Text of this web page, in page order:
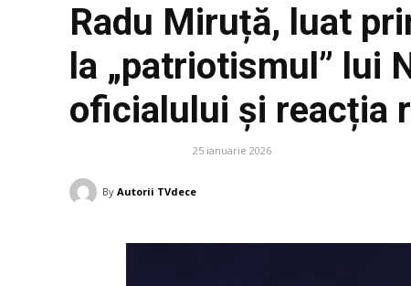
Radu Miruță, luat
la „patriotismul” lui
oficialului și reacția
25 ianuarie 2026
By Autorii TVdece